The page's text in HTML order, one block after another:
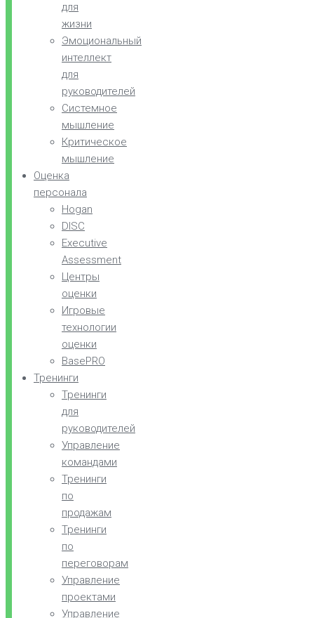
для
жизни
Эмоциональный
интеллект
для
руководителей
Системное
мышление
Критическое
мышление
Оценка
персонала
Hogan
DISC
Executive
Assessment
Центры
оценки
Игровые
технологии
оценки
BasePRO
Тренинги
Тренинги
для
руководителей
Управление
командами
Тренинги
по
продажам
Тренинги
по
переговорам
Управление
проектами
Управление